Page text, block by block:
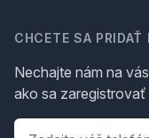
CHCETE SA
Nechajte nám na
ako sa
Telefón